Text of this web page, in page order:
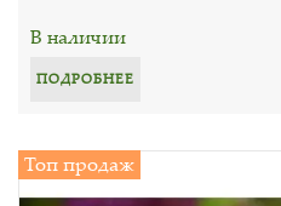
В наличии
ПОДРОБНЕЕ
Топ продаж